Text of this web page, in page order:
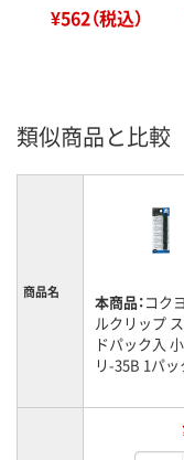
¥562（税込）
類似商品と比較
商品名 本商品：コク
ルクリップ
ドパック入
リ-35B 1パ